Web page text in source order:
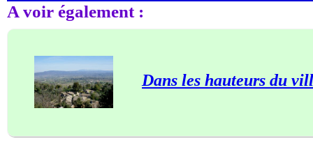
A voir également :
Dans les hauteurs du